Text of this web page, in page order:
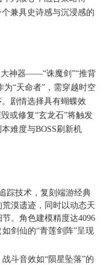
兼具史诗感与沉浸感的
大神器——“诛魔剑”“推背
为“天命者”，需穿越时空
剧情选择具有蝴蝶效
或修复“玄龙石”将触发
难度与BOSS刷新机
踪技术，复刻端游经典
漠遗迹，同时以动态天
。角色建模精度达4096
剑仙的“青莲剑阵”呈现
斗音效如“陨星坠落”的